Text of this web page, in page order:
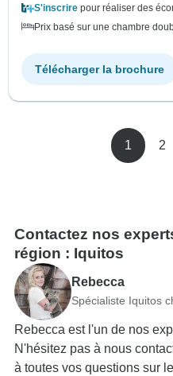
S'inscrire pour réaliser des
Prix basé sur une chambre
Télécharger la brochure
1 2
Contactez nos
région : Iquitos
Rebecca
Spécialiste Iquitos
Rebecca est l'un de nos
N'hésitez pas à nous
à toutes vos questions sur